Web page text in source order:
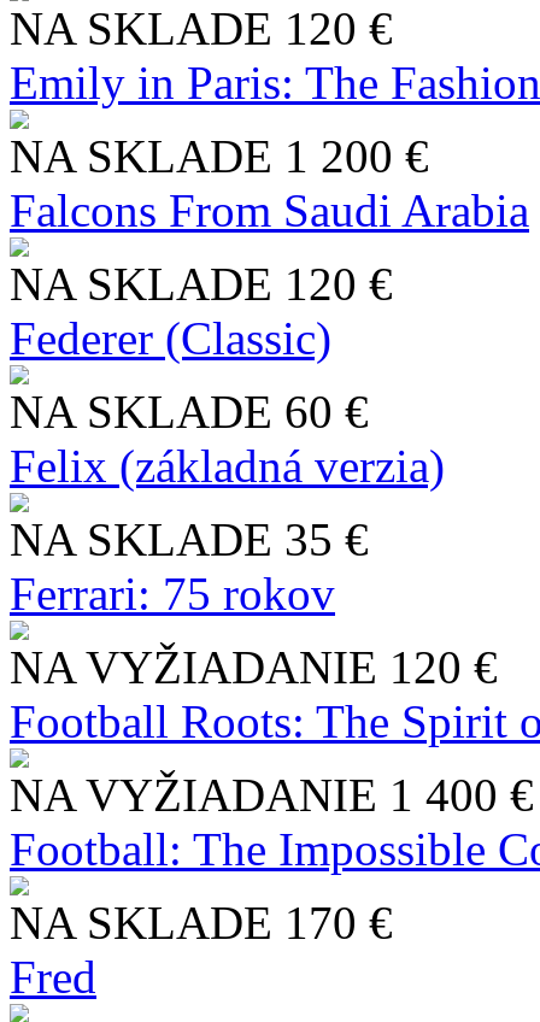
NA SKLADE 120 €
Emily in Paris: The
NA SKLADE 1 200 €
Falcons From Saudi Arabia
NA SKLADE 120 €
Federer (Classic)
NA SKLADE 60 €
Felix (základná verzia)
NA SKLADE 35 €
Ferrari: 75 rokov
NA VYŽIADANIE 120 €
Football Roots: The Spirit
NA VYŽIADANIE 1 400 €
Football: The Impossible
NA SKLADE 170 €
Fred